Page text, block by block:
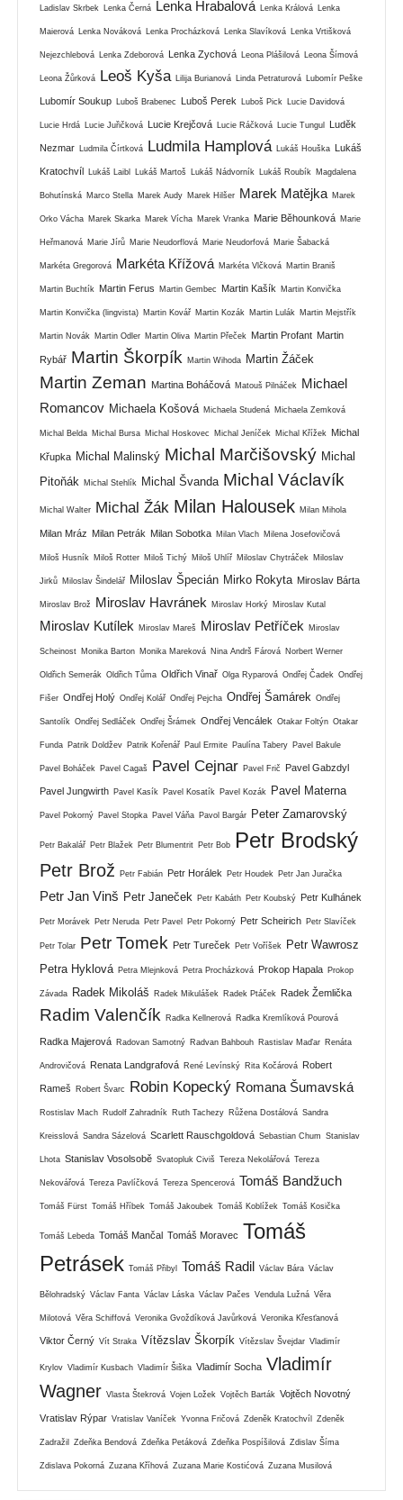
Ladislav Skrbek Lenka Černá Lenka Hrabalová Lenka Králová Lenka
Maierová Lenka Nováková Lenka Procházková Lenka Slavíková Lenka Vrtišková
Nejezchlebová Lenka Zdeborová Lenka Zychová Leona Plášilová Leona Šímová
Leona Žůrková Leoš Kyša Lilija Burianová Linda Petraturová Lubomír Peške
Lubomír Soukup Luboš Brabenec Luboš Perek Luboš Pick Lucie Davidová
Lucie Hrdá Lucie Juřičková Lucie Krejčová Lucie Ráčková Lucie Tungul Luděk
Nezmar Ludmila Čírtková Ludmila Hamplová Lukáš Houška Lukáš
Kratochvíl Lukáš Laibl Lukáš Martoš Lukáš Nádvorník Lukáš Roubík Magdalena
Bohutínská Marco Stella Marek Audy Marek Hilšer Marek Matějka Marek
Orko Vácha Marek Skarka Marek Vícha Marek Vranka Marie Běhounková Marie
Heřmanová Marie Jírů Marie Neudorflová Marie Neudorfová Marie Šabacká
Markéta Gregorová Markéta Křížová Markéta Vlčková Martin Braniš
Martin Buchtík Martin Ferus Martin Gembec Martin Kašík Martin Konvička
Martin Konvička (lingvista) Martin Kovář Martin Kozák Martin Lulák Martin Mejstřík
Martin Novák Martin Odler Martin Oliva Martin Přeček Martin Profant Martin
Rybář Martin Škorpík Martin Wihoda Martin Žáček
Martin Zeman Martina Boháčová Matouš Pilnáček
Michael
Romancov Michaela Košová Michaela Studená Michaela Zemková
Michal Belda Michal Bursa Michal Hoskovec Michal Jeníček Michal Křížek Michal
Křupka Michal Malinský Michal Marčišovský Michal
Pitoňák
Michal Stehlík Michal Švanda Michal Václavík
Michal Walter Michal Žák Milan Halousek Milan Mihola
Milan Mráz Milan Petrák Milan Sobotka Milan Vlach Milena Josefovičová
Miloš Husník Miloš Rotter Miloš Tichý Miloš Uhlíř Miloslav Chytráček Miloslav
Jirků Miloslav Šindelář Miloslav Špecián Mirko Rokyta Miroslav Bárta
Miroslav Brož Miroslav Havránek Miroslav Horký Miroslav Kutal
Miroslav Kutílek Miroslav Mareš Miroslav Petříček Miroslav
Scheinost Monika Barton Monika Mareková Nina Andrš Fárová Norbert Werner
Oldřich Semerák Oldřich Tůma Oldřich Vinař Olga Ryparová Ondřej Čadek Ondřej
Fišer Ondřej Holý Ondřej Kolář Ondřej Pejcha Ondřej Šamárek Ondřej
Santolík Ondřej Sedláček Ondřej Šrámek Ondřej Vencálek Otakar Foltýn Otakar
Funda Patrik Doldžev Patrik Kořenář Paul Ermite Paulína Tabery Pavel Bakule
Pavel Boháček Pavel Cagaš Pavel Cejnar Pavel Frič Pavel Gabzdyl
Pavel Jungwirth Pavel Kasík Pavel Kosatík Pavel Kozák Pavel Materna
Pavel Pokorný Pavel Stopka Pavel Váňa Pavol Bargár Peter Zamarovský
Petr Bakalář Petr Blažek Petr Blumentrit Petr Bob Petr Brodský
Petr Brož Petr Fabián Petr Horálek Petr Houdek Petr Jan Juračka
Petr Jan Vinš Petr Janeček Petr Kabáth Petr Koubský Petr Kulhánek
Petr Morávek Petr Neruda Petr Pavel Petr Pokorný Petr Scheirich Petr Slavíček
Petr Tolar Petr Tomek Petr Tureček Petr Voříšek
Petr Wawrosz
Petra Hyklová Petra Mlejnková Petra Procházková Prokop Hapala Prokop
Závada Radek Mikoláš Radek Mikulášek Radek Ptáček Radek Žemlička
Radim Valenčík Radka Kellnerová Radka Kremlíková Pourová
Radka Majerová Radovan Samotný Radvan Bahbouh Rastislav Maďar Renáta
Androvičová Renata Landgrafová René Levínský Rita Kočárová Robert
Rameš Robert Švarc Robin Kopecký Romana Šumavská
Rostislav Mach Rudolf Zahradník Ruth Tachezy Růžena Dostálová Sandra
Kreisslová Sandra Sázelová Scarlett Rauschgoldová Sebastian Chum Stanislav
Lhota Stanislav Vosolsobě Svatopluk Civiš Tereza Nekolářová Tereza
Nekovářová Tereza Pavlíčková Tereza Spencerová Tomáš Bandžuch
Tomáš Fürst Tomáš Hříbek Tomáš Jakoubek Tomáš Koblížek Tomáš Kosička
Tomáš Lebeda Tomáš Mančal Tomáš Moravec Tomáš
Petrásek Tomáš Přibyl Tomáš Radil Václav Bára Václav
Bělohradský Václav Fanta Václav Láska Václav Pačes Vendula Lužná Věra
Milotová Věra Schiffová Veronika Gvoždíková Javůrková Veronika Křesťanová
Viktor Černý Vít Straka Vítězslav Škorpík Vítězslav Švejdar Vladimír
Krylov Vladimír Kusbach Vladimír Šiška Vladimír Socha Vladimír
Wagner Vlasta Štekrová Vojen Ložek Vojtěch Barták Vojtěch Novotný
Vratislav Rýpar Vratislav Vaníček Yvonna Fričová Zdeněk Kratochvíl Zdeněk
Zadražil Zdeňka Bendová Zdeňka Petáková Zdeňka Pospíšilová Zdislav Šíma
Zdislava Pokorná Zuzana Kříhová Zuzana Marie Kostićová Zuzana Musilová